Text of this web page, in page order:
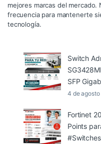
mejores marcas del
frecuencia para mantenerte
tecnología.
Switch
SFP
4 de agosto
Fortinet
Points